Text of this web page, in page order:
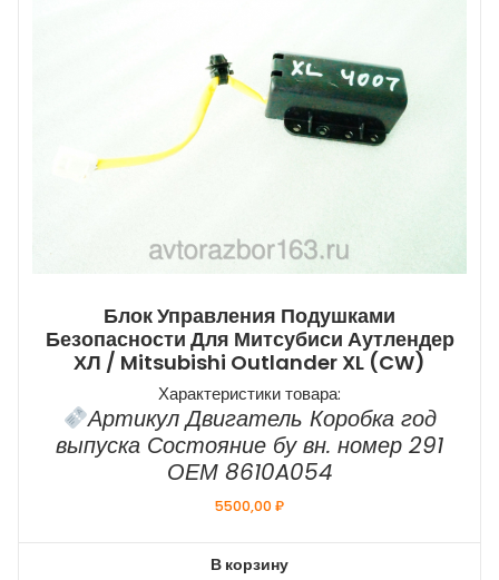
Блок Управления Подушками
Безопасности Для Митсубиси Аутлендер
ХЛ / Mitsubishi Outlander XL (CW)
Характеристики товара:
Артикул Двигатель Коробка год
выпуска Состояние бу вн. номер 291
ОЕМ 8610A054
5500,00₽
В корзину